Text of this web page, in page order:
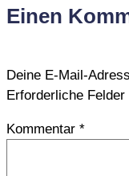
Einen
Deine E-Mail-
Erforderliche
Kommentar *